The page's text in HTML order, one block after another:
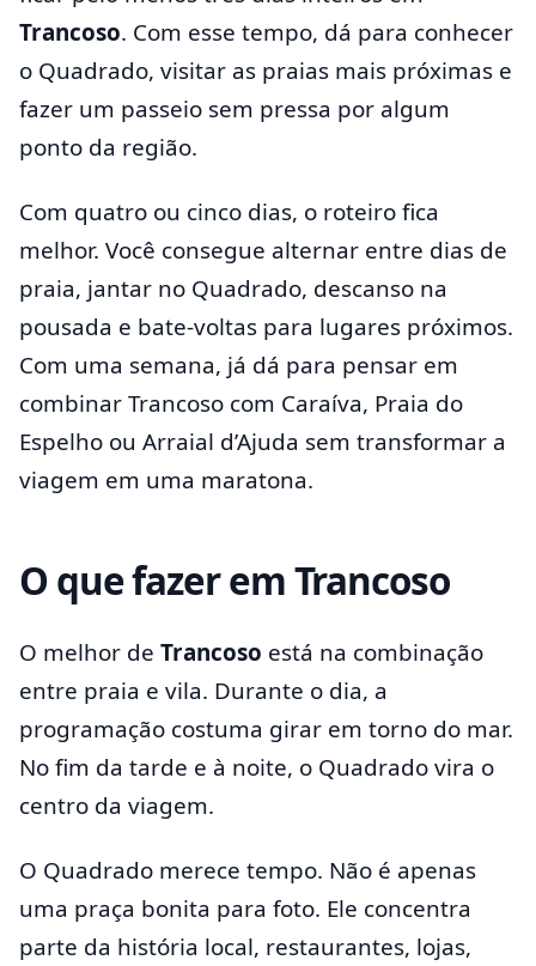
Trancoso. Com esse tempo, dá para conhecer
o Quadrado, visitar as praias mais próximas e
fazer um passeio sem pressa por algum
ponto da região.
Com quatro ou cinco dias, o roteiro fica
melhor. Você consegue alternar entre dias de
praia, jantar no Quadrado, descanso na
pousada e bate-voltas para lugares próximos.
Com uma semana, já dá para pensar em
combinar Trancoso com Caraíva, Praia do
Espelho ou Arraial d’Ajuda sem transformar a
viagem em uma maratona.
O que fazer em Trancoso
O melhor de Trancoso está na combinação
entre praia e vila. Durante o dia, a
programação costuma girar em torno do mar.
No fim da tarde e à noite, o Quadrado vira o
centro da viagem.
O Quadrado merece tempo. Não é apenas
uma praça bonita para foto. Ele concentra
parte da história local, restaurantes, lojas,